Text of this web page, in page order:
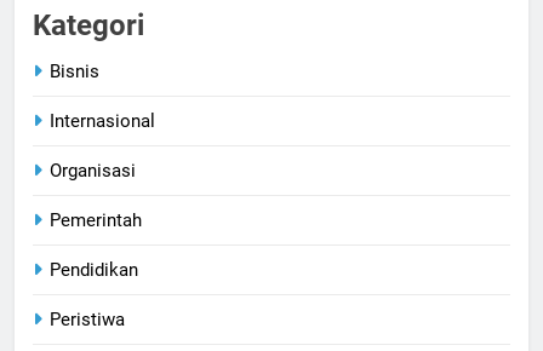
Kategori
Bisnis
Internasional
Organisasi
Pemerintah
Pendidikan
Peristiwa